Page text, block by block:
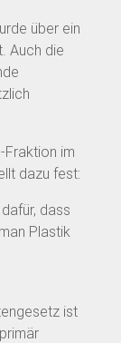
über ein
Auch die
Fraktion im
dazu fest:
dass
Plastik
ist